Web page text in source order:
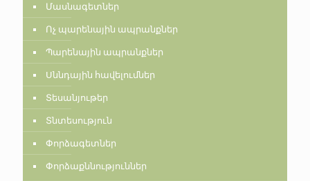
Մասնագետներ
Ոչ պարենային ապրանքներ
Պարենային ապրանքներ
Սննդային հավելումներ
Տեսանյութեր
Տնտեսություն
Փորձագետներ
Փորձաքննություններ